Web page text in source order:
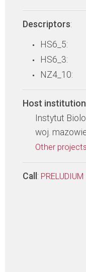
Descriptors:
HS6_5:
HS6_3:
NZ4_10:
Host institution
Instytut
woj.
Other
Call :